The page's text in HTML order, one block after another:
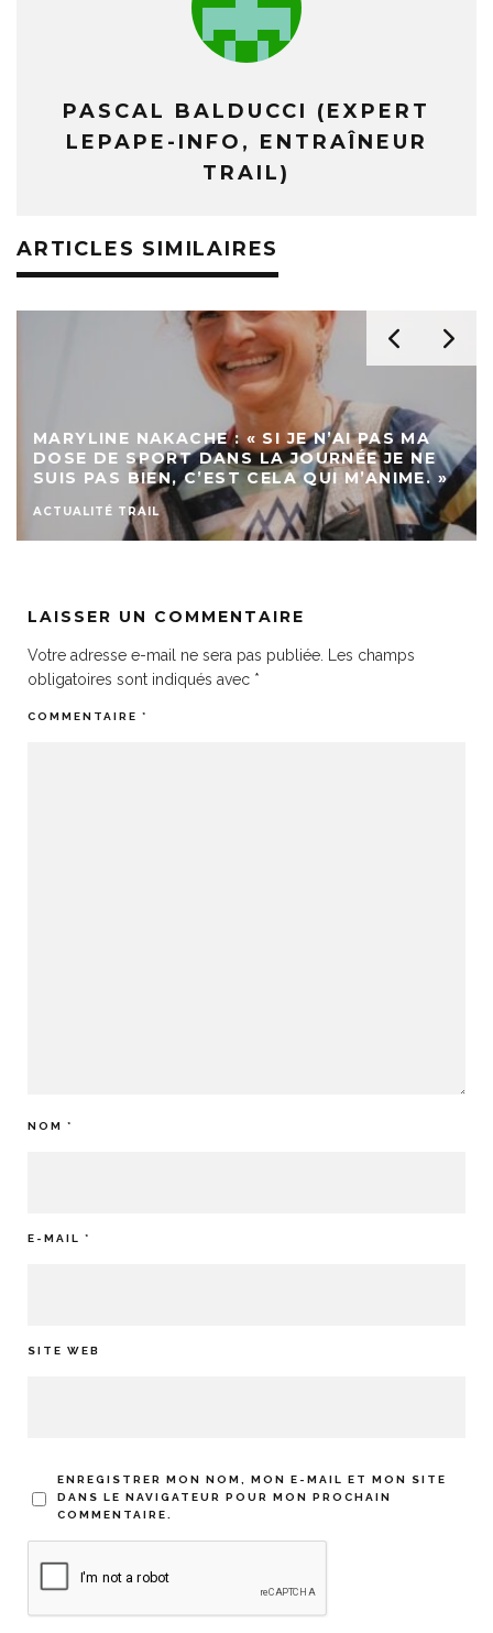
PASCAL BALDUCCI (EXPERT
LEPAPE-INFO, ENTRAÎNEUR
TRAIL)
ARTICLES SIMILAIRES
MARYLINE NAKACHE : « SI JE N’AI PAS MA
DOSE DE SPORT DANS LA JOURNÉE JE NE
SUIS PAS BIEN, C’EST CELA QUI M’ANIME. »
ACTUALITÉ TRAIL
LAISSER UN COMMENTAIRE
Votre adresse e-mail ne sera pas publiée.
Les champs
obligatoires sont indiqués avec *
COMMENTAIRE *
NOM *
E-MAIL *
SITE WEB
ENREGISTRER MON NOM, MON E-MAIL ET MON SITE
DANS LE NAVIGATEUR POUR MON PROCHAIN
COMMENTAIRE.